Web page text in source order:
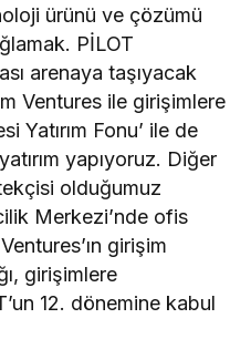
ürünü ve çözümü
PİLOT
arenaya taşıyacak
Ventures ile girişimlere
Yatırım Fonu’ ile de
yapıyoruz. Diğer
olduğumuz
Merkezi’nde ofis
girişim
girişimlere
12. dönemine kabul